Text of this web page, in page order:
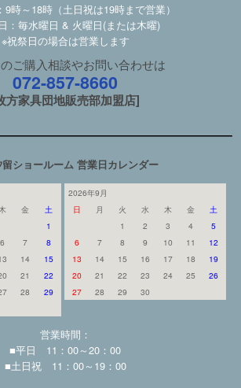
9時～18時（土日祝は19時まで営業）
：毎水曜日 & 火曜日(または木曜)
※祝祭日の場合は営業します
ご購入相談やお問い合わせは
072-857-8660
方家具団地販売部加盟店]
ショールーム 営業日カレンダー
木 金
土
1
6 7
8
14
15
21
22
28
29
2026年9月
日
月 火 水 木 金
土
1
2 3 4
5
6
7 8 9 10 11
12
13
14 15 16 17 18
19
20
21 22 23 24 25
26
27
28 29 30
営業時間：
■平日 11：00～20：00
■土日祝 11：00～19：00